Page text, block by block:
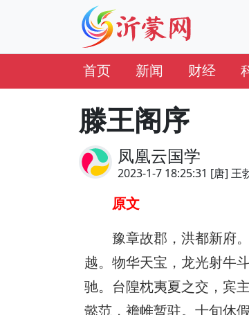
首页 新闻 财经
滕王阁序
凤凰云国学
2023-1-7 18:25:31 [唐] 王
原文
豫章故郡，洪都新府
越。物华天宝，龙光射牛
驰。台隍枕夷夏之交，宾
懿范，襜帷暂驻。十旬休